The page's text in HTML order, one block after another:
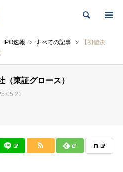
検索
IPO速報 すべての記事
【初値決
（東証グロース）